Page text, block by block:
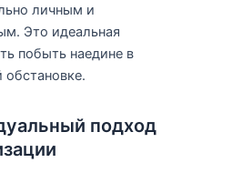
личным и
Это идеальная
побыть наедине в
обстановке.
подход